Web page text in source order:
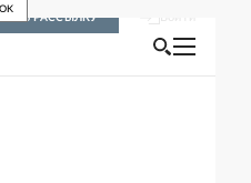
OK
РАССЫЛКУ